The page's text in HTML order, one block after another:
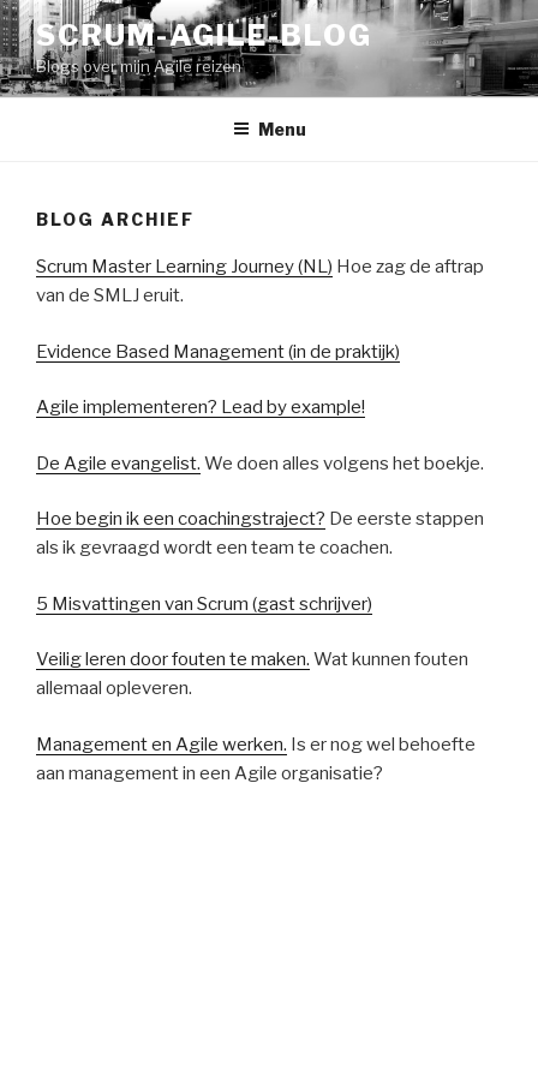
SCRUM-AGILE-BLOG
Blogs over mijn Agile reizen
Menu
BLOG ARCHIEF
Scrum Master Learning Journey (NL) Hoe zag de aftrap
van de SMLJ eruit.
Evidence Based Management (in de praktijk)
Agile implementeren? Lead by example!
De Agile evangelist. We doen alles volgens het boekje.
Hoe begin ik een coachingstraject? De eerste stappen
als ik gevraagd wordt een team te coachen.
5 Misvattingen van Scrum (gast schrijver)
Veilig leren door fouten te maken. Wat kunnen fouten
allemaal opleveren.
Management en Agile werken. Is er nog wel behoefte
aan management in een Agile organisatie?